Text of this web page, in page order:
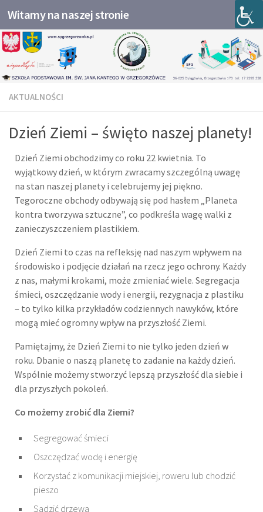
Przejdź do treści
Witamy na naszej stronie
AKTUALNOŚCI
Dzień Ziemi – święto naszej planety!
Dzień Ziemi obchodzimy co roku 22 kwietnia. To
wyjątkowy dzień, w którym zwracamy szczególną uwagę
na stan naszej planety i celebrujemy jej piękno.
Tegoroczne obchody odbywają się pod hasłem „Planeta
kontra tworzywa sztuczne”, co podkreśla wagę walki z
zanieczyszczeniem plastikiem.
Dzień Ziemi to czas na refleksję nad naszym wpływem na
środowisko i podjęcie działań na rzecz jego ochrony. Każdy
z nas, małymi krokami, może zmieniać wiele. Segregacja
śmieci, oszczędzanie wody i energii, rezygnacja z plastiku
– to tylko kilka przykładów codziennych nawyków, które
mogą mieć ogromny wpływ na przyszłość Ziemi.
Pamiętajmy, że Dzień Ziemi to nie tylko jeden dzień w
roku. Dbanie o naszą planetę to zadanie na każdy dzień.
Wspólnie możemy stworzyć lepszą przyszłość dla siebie i
dla przyszłych pokoleń.
Co możemy zrobić dla Ziemi?
Segregować śmieci
Oszczędzać wodę i energię
Korzystać z komunikacji miejskiej, roweru lub chodzić
pieszo
Sadzić drzewa